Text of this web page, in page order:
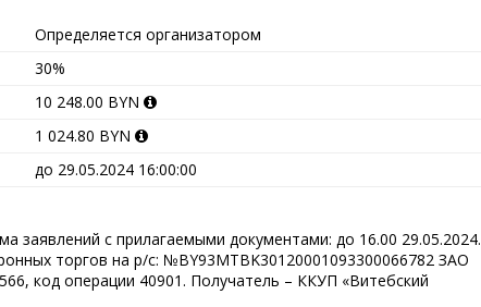
Определяется организатором
30%
10 248.00 BYN
1 024.80 BYN
до 29.05.2024 16:00:00
заявлений с прилагаемыми документами: до 16.00 29.05.2024.
торгов на р/с: №BY93MTBK30120001093300066782 ЗАО
код операции 40901. Получатель – ККУП «Витебский